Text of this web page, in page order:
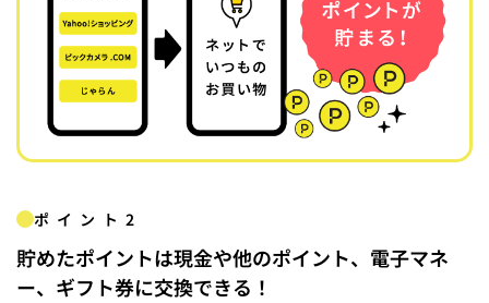
ポイント2
貯めたポイントは現金や他のポイント、電子マネ
ー、ギフト券に交換できる！